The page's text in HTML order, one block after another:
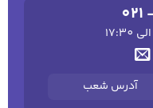
آدرس شعب